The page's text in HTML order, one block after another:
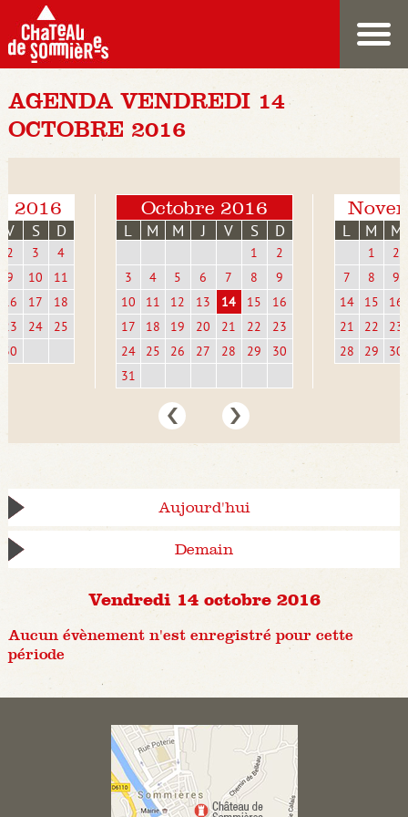
AGENDA VENDREDI 14
OCTOBRE 2016
2016
V S D
2 3
4
9
10
11
16
17
18
23
24
25
30
Octobre 2016
L M M J V S D
1
2
3
4 5 6 7 8
9
10
11 12 13 14 15
16
17
18 19 20 21 22
23
24
25 26 27 28 29
30
31
L M M
1
2
7
8
9
14
15
16
21
22
23
28
29 30
Aujourd'hui
Demain
Vendredi 14 octobre 2016
Aucun évènement n'est enregistré pour cette
période